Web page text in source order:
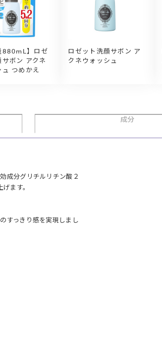
880mL】ロゼ
サボン アクネ
ュ つめかえ
ロゼット洗顔サボン ア
クネウォッシュ
成分
成分グリチルリチン酸２
ます。
すっきり感を実現しまし